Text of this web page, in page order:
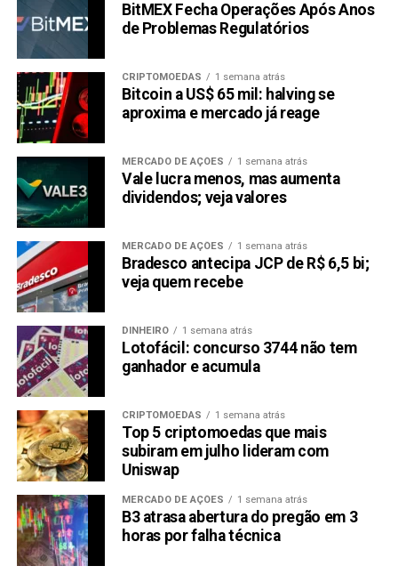
BitMEX Fecha Operações Após Anos
de Problemas Regulatórios
CRIPTOMOEDAS 1 semana atrás
Bitcoin a US$ 65 mil: halving se
aproxima e mercado já reage
MERCADO DE AÇÕES 1 semana atrás
Vale lucra menos, mas aumenta
dividendos; veja valores
MERCADO DE AÇÕES 1 semana atrás
Bradesco antecipa JCP de R$ 6,5 bi;
veja quem recebe
DINHEIRO 1 semana atrás
Lotofácil: concurso 3744 não tem
ganhador e acumula
CRIPTOMOEDAS 1 semana atrás
Top 5 criptomoedas que mais
subiram em julho lideram com
Uniswap
MERCADO DE AÇÕES 1 semana atrás
B3 atrasa abertura do pregão em 3
horas por falha técnica